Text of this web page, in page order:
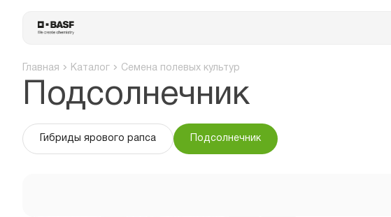
Главная Каталог Семена полевых культур
Подсолнечник
Гибриды ярового рапса Подсолнечник